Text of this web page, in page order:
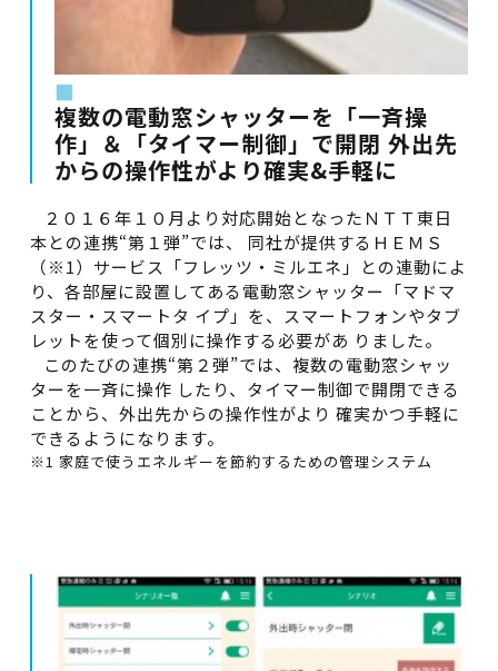
■
複数の電動窓シャッターを「一斉操
作」＆「タイマー制御」で開閉 外出先
からの操作性がより確実&手軽に
２０１６年１０月より対応開始となったＮＴＴ東日
本との連携“第１弾”では、 同社が提供するＨＥＭＳ
（※1）サービス「フレッツ・ミルエネ」との連動によ
り、各部屋に設置してある電動窓シャッター「マドマ
スター・スマートタ イプ」を、スマートフォンやタブ
レットを使って個別に操作する必要があ りました。
このたびの連携“第２弾”では、複数の電動窓シャッ
ターを一斉に操作 したり、タイマー制御で開閉できる
ことから、外出先からの操作性がより 確実かつ手軽に
できるようになります。
※1 家庭で使うエネルギーを節約するための管理システム